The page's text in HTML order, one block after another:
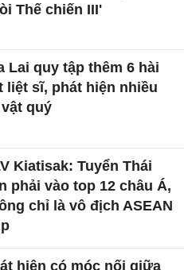
Thế chiến III'
Lai quy tập thêm 6 hài
liệt sĩ, phát hiện nhiều
vật quý
Kiatisak: Tuyển Thái
phải vào top 12 châu Á,
chỉ là vô địch ASEAN
hiện có móc nối giữa